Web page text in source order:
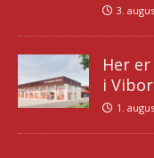
3.
Her
i
1.